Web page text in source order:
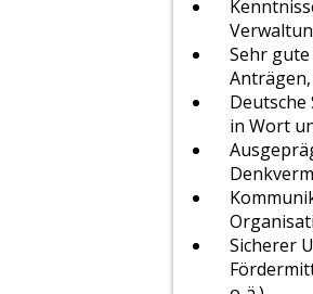
Sehr
Deutsche
in Wort
Sicherer